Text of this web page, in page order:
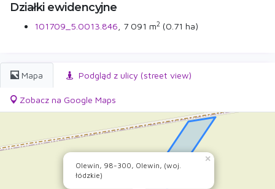
Działki ewidencyjne
101709_5.0013.846 , 7 091 m2 (0.71 ha)
Mapa Podgląd z ulicy (street view)
Zobacz na Google Maps
Olewin, 98-300, Olewin, (woj.
łódzkie)
×